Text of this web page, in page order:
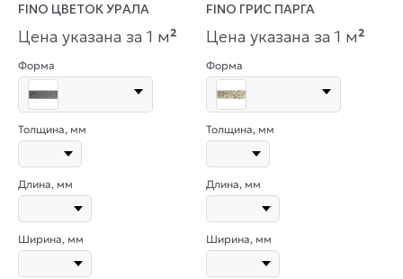
FINO ЦВЕТОК УРАЛА
Цена указана за 1 м²
Форма
Толщина, мм
Длина, мм
Ширина, мм
FINO ГРИС ПАРГА
Цена указана за 1 м²
Форма
Толщина, мм
Длина, мм
Ширина, мм